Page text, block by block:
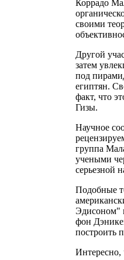
Коррадо
своими
Другой
затем
под
египтян.
факт, что
Гизы.
Научное
группа
учеными
серьезной
Подобные
Эдисоном"
фон
построить
Интересно,